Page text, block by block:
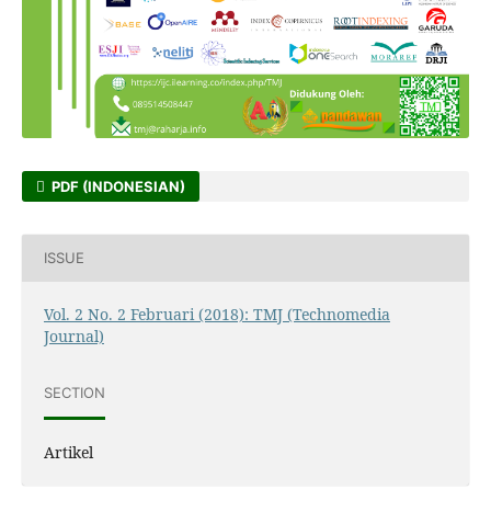
PDF (INDONESIAN)
ISSUE
Vol. 2 No. 2 Februari (2018): TMJ (Technomedia
Journal)
SECTION
Artikel